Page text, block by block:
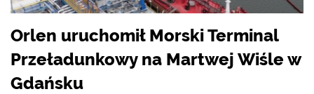
Orlen uruchomił Morski Terminal
Przeładunkowy na Martwej Wiśle w
Gdańsku